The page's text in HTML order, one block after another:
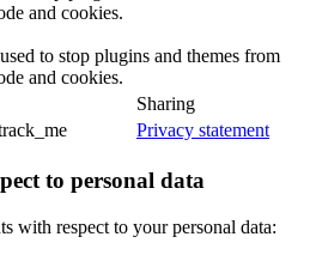
and cookies.
to stop plugins and themes from
and cookies.
Sharing
Privacy statement
to personal data
with respect to your personal data: